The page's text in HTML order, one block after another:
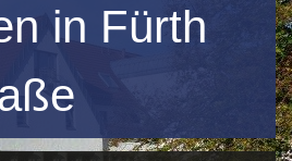
in Fürth